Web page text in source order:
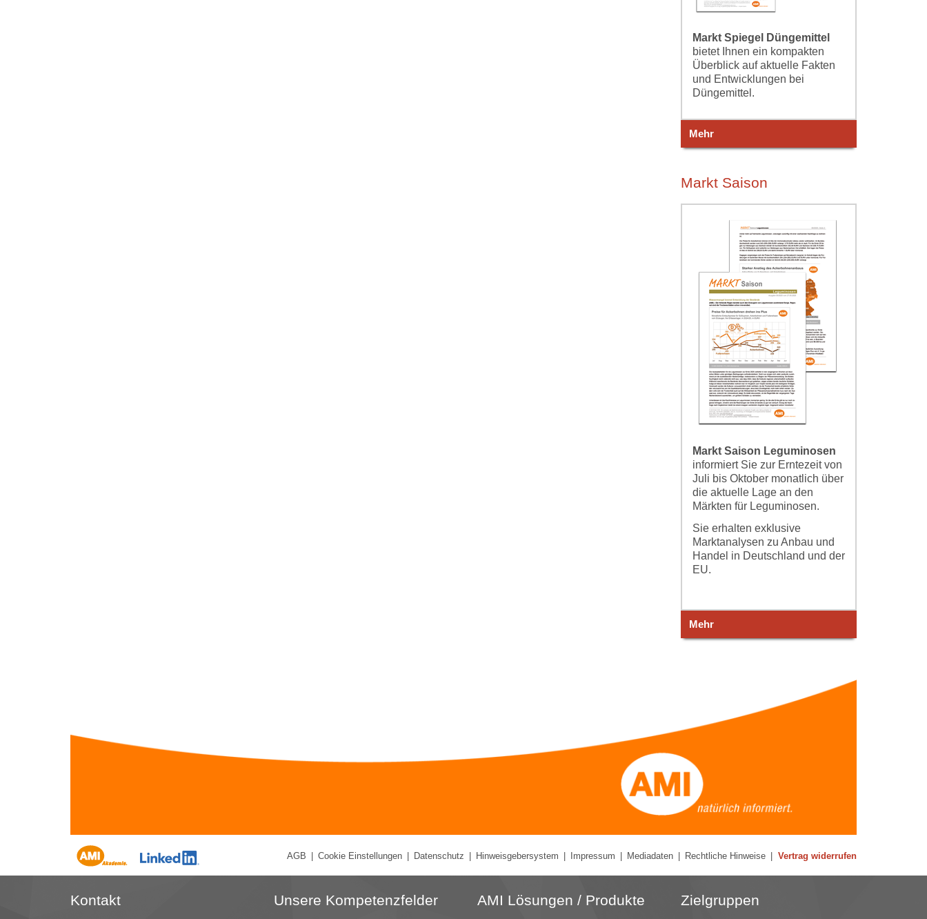
Markt Spiegel Düngemittel
bietet Ihnen ein kompakten
Überblick auf aktuelle Fakten
und Entwicklungen bei
Düngemittel.
Mehr
Markt Saison
Markt Saison Leguminosen
informiert Sie zur Erntezeit von
Juli bis Oktober monatlich über
die aktuelle Lage an den
Märkten für Leguminosen.
Sie erhalten exklusive
Marktanalysen zu Anbau und
Handel in Deutschland und der
EU.
Mehr
AGB | Cookie Einstellungen | Datenschutz | Hinweisgebersystem | Impressum | Mediadaten | Rechtliche Hinweise | Vertrag widerrufen
Kontakt Unsere Kompetenzfelder AMI Lösungen / Produkte Zielgruppen